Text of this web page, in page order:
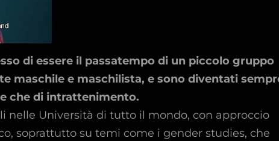
di essere il passatempo di un piccolo gruppo
maschile e maschilista, e sono diventati
che di intrattenimento.
nelle Università di tutto il mondo, con approccio
soprattutto su temi come i gender studies, che